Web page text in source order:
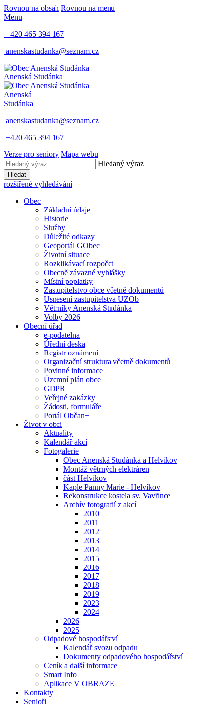
Rovnou na obsah Rovnou na menu
Menu
+420 465 394 167
anenskastudanka@seznam.cz
Anenská Studánka
Anenská
Studánka
anenskastudanka@seznam.cz
+420 465 394 167
Verze pro seniory Mapa webu
Hledaný výraz
Hledat
rozšířené vyhledávání
Obec
Základní údaje
Historie
Služby
Důležité odkazy
Geoportál GObec
Životní situace
Rozklikávací rozpočet
Obecně závazné vyhlášky
Místní poplatky
Zastupitelstvo obce včetně dokumentů
Usnesení zastupitelstva UZOb
Větrníky Anenská Studánka
Volby 2026
Obecní úřad
e-podatelna
Úřední deska
Registr oznámení
Organizační struktura včetně dokumentů
Povinné informace
Územní plán obce
GDPR
Veřejné zakázky
Žádosti, formuláře
Portál Občan+
Život v obci
Aktuality
Kalendář akcí
Fotogalerie
Obec Anenská Studánka a Helvíkov
Montáž větrných elektráren
část Helvíkov
Kaple Panny Marie - Helvíkov
Rekonstrukce kostela sv. Vavřince
Archív fotografií z akcí
2010
2011
2012
2013
2014
2015
2016
2017
2018
2019
2023
2024
2026
2025
Odpadové hospodářství
Kalendář svozu odpadu
Dokumenty odpadového hospodářství
Ceník a další informace
Smart Info
Aplikace V OBRAZE
Kontakty
Senioři